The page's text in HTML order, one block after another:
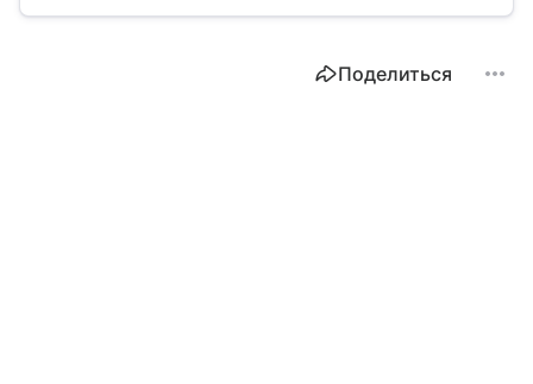
Поделиться